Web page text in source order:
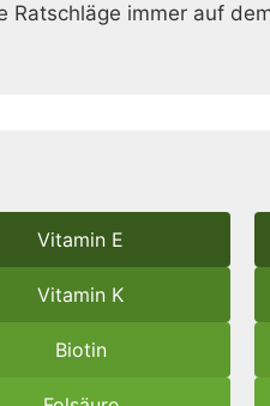
immer auf
Vitamin E
Vitamin K
Biotin